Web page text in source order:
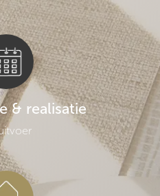
& realisatie